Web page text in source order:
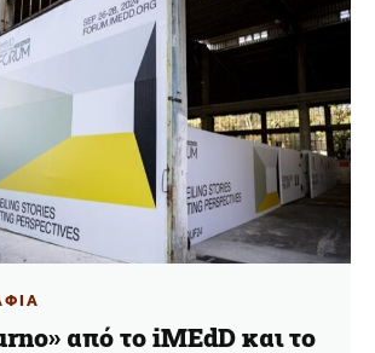
από το iMEdD και το